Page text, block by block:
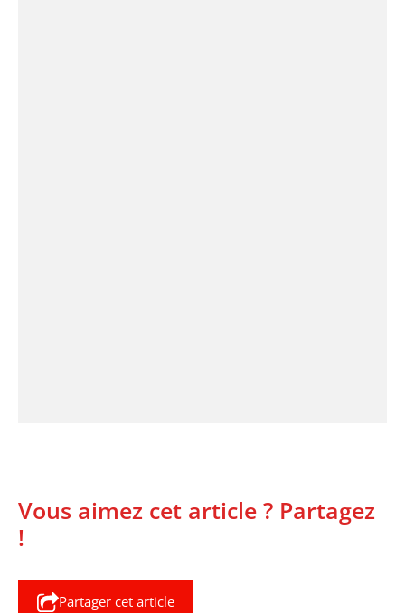
Vous aimez cet article ? Partagez
!
Partager cet article